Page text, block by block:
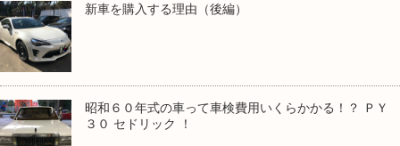
新車を購入する理由（後編）
昭和６０年式の車って車検費用いくらかかる！？ ＰＹ
３０ セドリック ！